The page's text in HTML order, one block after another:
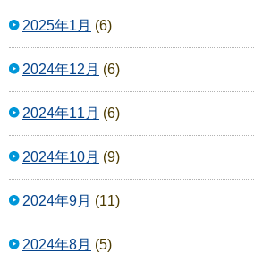
2025年1月 (6)
2024年12月 (6)
2024年11月 (6)
2024年10月 (9)
2024年9月 (11)
2024年8月 (5)